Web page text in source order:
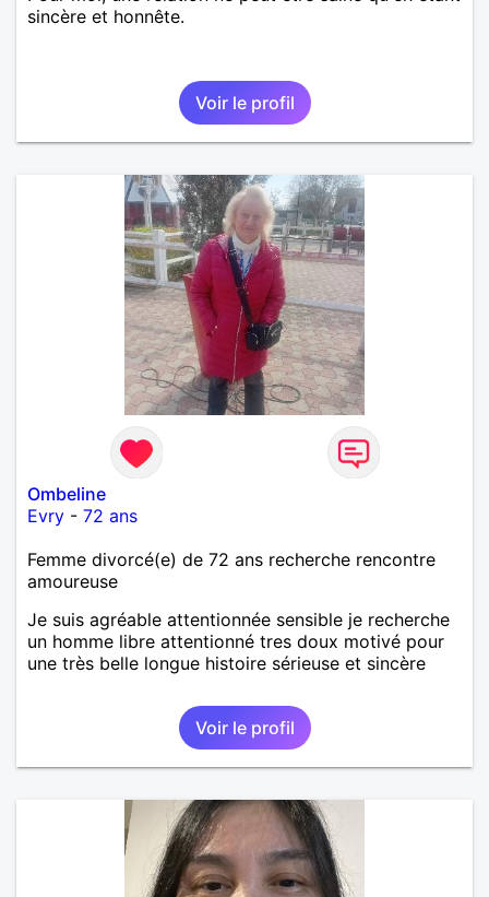
sincère et honnête.
Voir le profil
Ombeline
Evry - 72 ans
Femme divorcé(e) de 72 ans recherche rencontre
amoureuse
Je suis agréable attentionnée sensible je recherche
un homme libre attentionné tres doux motivé pour
une très belle longue histoire sérieuse et sincère
Voir le profil